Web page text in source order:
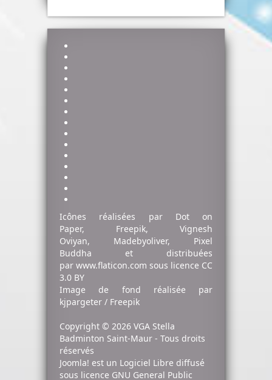
Icônes réalisées par Dot on
Paper, Freepik, Vignesh
Oviyan, Madebyoliver, Pixel
Buddha et distribuées
par www.flaticon.com sous licence CC
3.0 BY
Image de fond réalisée par
kjpargeter / Freepik
Copyright © 2026 VGA Stella
Badminton Saint-Maur - Tous droits
réservés
Joomla! est un Logiciel Libre diffusé
sous licence GNU General Public